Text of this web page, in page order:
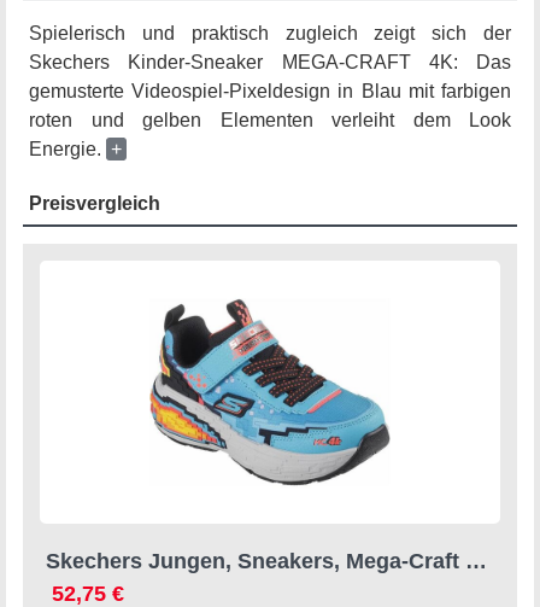
Spielerisch und praktisch zugleich zeigt sich der
Skechers Kinder-Sneaker MEGA-CRAFT 4K: Das
gemusterte Videospiel-Pixeldesign in Blau mit farbigen
roten und gelben Elementen verleiht dem Look
Energie. +
Preisvergleich
Skechers Jungen, Sneakers, Mega-Craft 4K Kinderschuhe, Schwarz, Türkis, (27)
52,75 €